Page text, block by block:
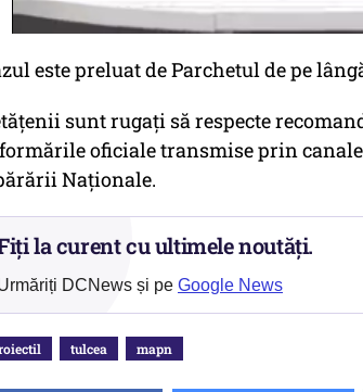
este preluat de Parchetul de pe
sunt rugați să respecte
oficiale transmise prin
Naționale.
la curent cu ultimele noutăți.
DCNews și pe Google News
tulcea mapn